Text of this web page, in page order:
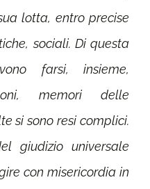
lotta, entro precise
sociali. Di questa
farsi, insieme,
memori delle
si sono resi complici.
giudizio universale
con misericordia in